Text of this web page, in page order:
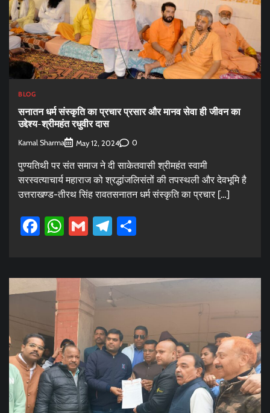
BLOG
सनातन धर्म संस्कृति का प्रचार प्रसार और मानव सेवा ही जीवन का
उद्देश्य-श्रीमहंत रधुवीर दास
Kamal Sharma May 12, 2024 0
पुण्यतिथी पर संत समाज ने दी साकेतवासी श्रीमहंत स्वामी
सरस्वत्याचार्य महाराज को श्रद्धांजलिसंतों की तपस्थली और देवभूमि है
उत्तराखण्ड-तीरथ सिंह रावतसनातन धर्म संस्कृति का प्रचार […]
Facebook
WhatsApp
GmailTelegram